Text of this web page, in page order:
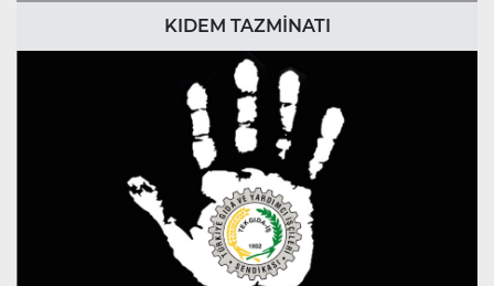
KIDEM TAZMİNATI